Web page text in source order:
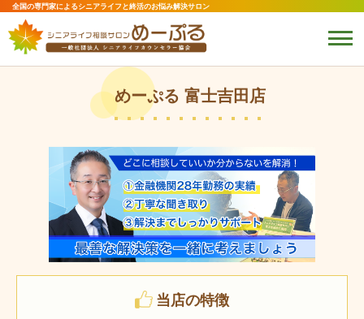
全国の専門家によるシニアライフと終活のお悩み解決サロン
めーぷる 富士吉田店
当店の特徴